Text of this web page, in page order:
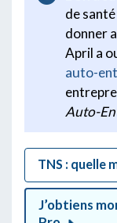
de
donner
April a
auto-
Auto-
TNS : quelle
J’obtiens